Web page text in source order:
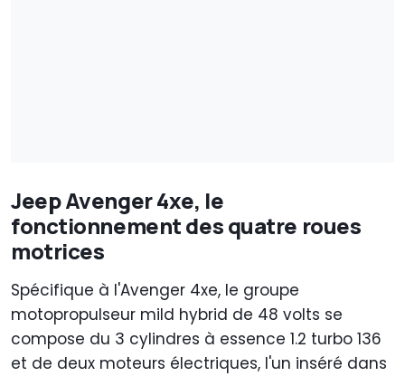
Jeep Avenger 4xe, le
fonctionnement des quatre roues
motrices
Spécifique à l'Avenger 4xe, le groupe
motopropulseur mild hybrid de 48 volts se
compose du 3 cylindres à essence 1.2 turbo 136
et de deux moteurs électriques, l'un inséré dans